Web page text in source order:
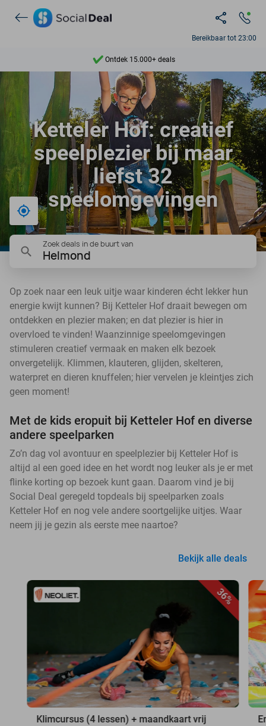
Bereikbaar tot 23:00
Ontdek 15.000+ deals
7 dagen per week beschikbaar
10+ miljoen leden
9,4
Ontdek 15.000+ deals
Ketteler Hof: creatief
speelplezier bij maar
liefst 32
speelomgevingen
Bij mij in de buurt
Zoek deals in de buurt van
Helmond
Op zoek naar een leuk uitje waar kinderen écht lekker hun
energie kwijt kunnen? Bij Ketteler Hof draait bewegen om
ontdekken en plezier maken; en dat plezier is hier in
overvloed te vinden! Waanzinnige speelomgevingen
stimuleren creatief vermaak en maken elk bezoek
onvergetelijk. Klimmen, klauteren, glijden, skelteren,
waterpret en dieren knuffelen; hier vervelen je kleintjes zich
geen moment!
Met de kids eropuit bij Ketteler Hof en diverse
andere speelparken
Zo’n dag vol avontuur en speelplezier bij Ketteler Hof is
altijd al een goed idee en het wordt nog leuker als je er met
flinke korting op bezoek kunt gaan. Daarom vind je bij
Social Deal geregeld topdeals bij speelparken zoals
Ketteler Hof en nog vele andere soortgelijke uitjes. Waar
neem jij je gezin als eerste mee naartoe?
Bekijk alle deals
36%
Klimcursus (4 lessen) + maandkaart vrij